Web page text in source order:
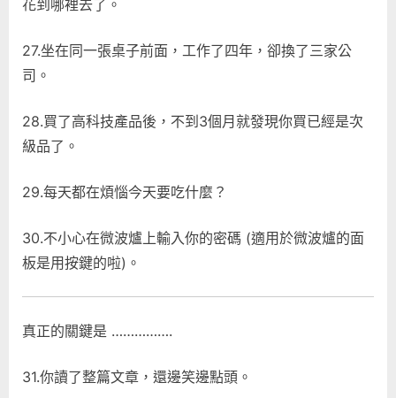
花到哪裡去了。
27.坐在同一張桌子前面，工作了四年，卻換了三家公
司。
28.買了高科技產品後，不到3個月就發現你買已經是次
級品了。
29.每天都在煩惱今天要吃什麼？
30.不小心在微波爐上輸入你的密碼 (適用於微波爐的面
板是用按鍵的啦)。
真正的關鍵是 …………….
31.你讀了整篇文章，還邊笑邊點頭。